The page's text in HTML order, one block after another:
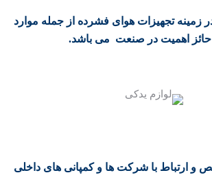
زمینه تجهیزات هوای فشرده از جمله موارد
حائز اهمیت در صنعت می باشد.
و ارتباط با شرکت ها و کمپانی های داخلی